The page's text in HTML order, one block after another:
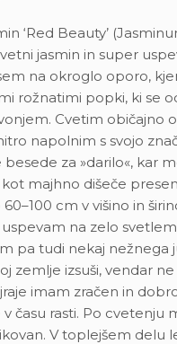
‘Red Beauty’
jasmin in super
na okroglo oporo,
rožnatimi popki, ki se
Cvetim običajno
napolnim s svojo
besede za »darilo«, kar
majhno dišeče
cm v višino in
na zelo
pa tudi nekaj nežnega
zemlje izsuši, vendar
imam zračen in
času rasti. Po cvetenju
V toplejšem delu